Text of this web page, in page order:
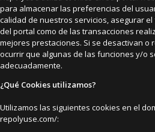
para almacenar las preferencias del
calidad de nuestros servicios, asegurar
del portal como de las transacciones
mejores prestaciones. Si se desactivan o
ocurrir que algunas de las funciones y/o
adecuadamente.
¿Qué Cookies utilizamos?
Utilizamos las siguientes cookies en el
repolyuse.com/: